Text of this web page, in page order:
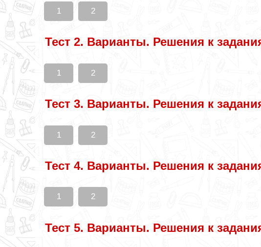
1 2
Тест 2. Варианты. Решения к
1 2
Тест 3. Варианты. Решения к
1 2
Тест 4. Варианты. Решения к
1 2
Тест 5. Варианты. Решения к